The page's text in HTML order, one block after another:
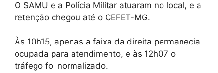
O SAMU e a Polícia Militar atuaram no local, e a
retenção chegou até o CEFET-MG.
Às 10h15, apenas a faixa da direita permanecia
ocupada para atendimento, e às 12h07 o
tráfego foi normalizado.